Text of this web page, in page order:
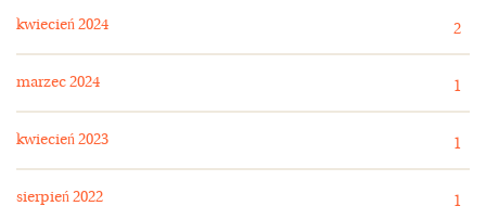
kwiecień 2024 2
marzec 2024 1
kwiecień 2023 1
sierpień 2022 1